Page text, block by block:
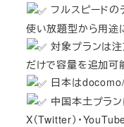
フルスピード
使い放題型から用途
対象プランは注
だけで容量を追加可
日本はdocomo/
中国本土プラ
X（Twitter）・